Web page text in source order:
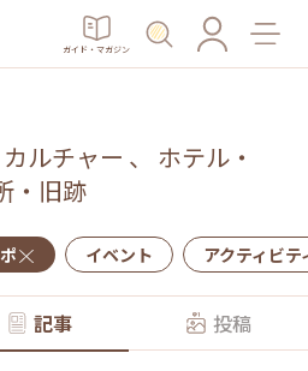
ガイド・マガジン
ルチャー 、 ホテル・
・旧跡
イベント アクティビテ
記事 投稿